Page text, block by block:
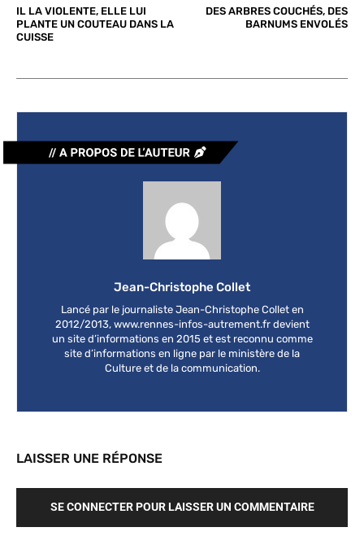
IL LA VIOLENTE, ELLE LUI
PLANTE UN COUTEAU DANS LA
CUISSE
DES ARBRES COUCHÉS, DES
BARNUMS ENVOLÉS
Jean-Christophe Collet
Lancé par le journaliste Jean-Christophe Collet en
2012/2013, www.rennes-infos-autrement.fr devient
un site d’informations en 2015 et est reconnu comme
site d’informations en ligne par le ministère de la
Culture et de la communication.
LAISSER UNE RÉPONSE
SE CONNECTER POUR LAISSER UN COMMENTAIRE